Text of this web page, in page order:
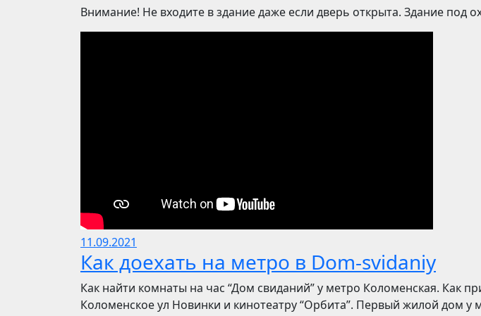
Внимание! Не входите в здание даже если дверь открыта. Здание под
11.09.2021
Как доехать на метро в Dom-svidaniy
Как найти комнаты на час “Дом свиданий” у метро Коломенская. Как
Коломенское ул Новинки и кинотеатру “Орбита”. Первый жилой дом